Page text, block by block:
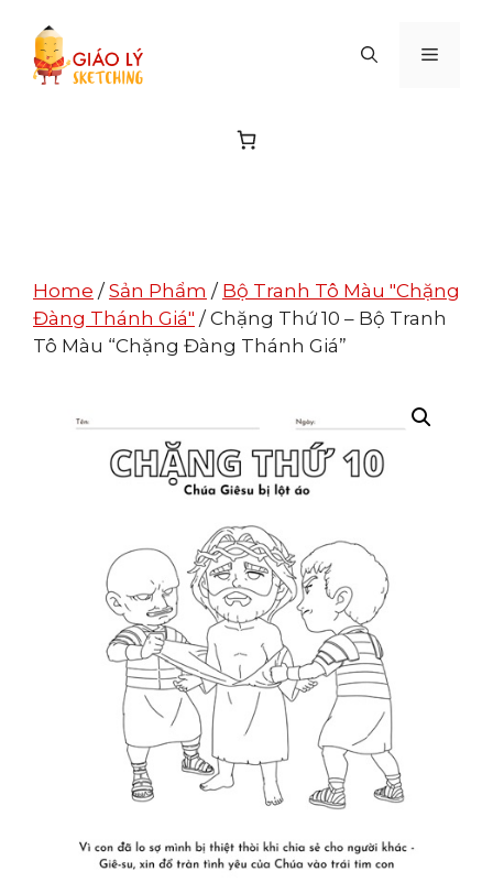
content
MENU
Home / Sản Phẩm / Bộ Tranh Tô Màu "Chặng
Đàng Thánh Giá" / Chặng Thứ 10 – Bộ Tranh
Tô Màu “Chặng Đàng Thánh Giá”